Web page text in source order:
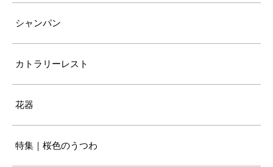
シャンパン
カトラリーレスト
花器
特集｜桜色のうつわ